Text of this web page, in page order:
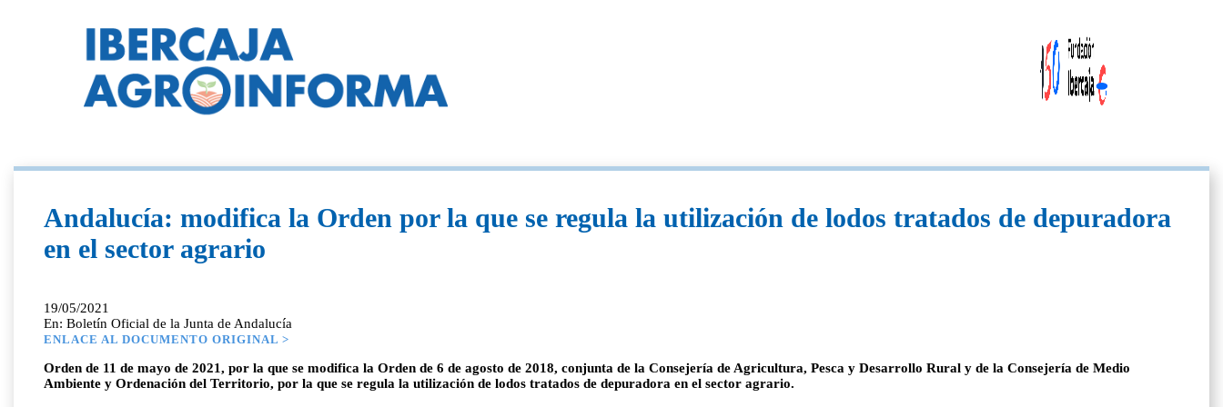
Andalucía: modifica la Orden por la que se regula la utilización de lodos tratados de depuradora
en el sector agrario
19/05/2021
En: Boletín Oficial de la Junta de Andalucía
ENLACE AL DOCUMENTO ORIGINAL >
Orden de 11 de mayo de 2021, por la que se modifica la Orden de 6 de agosto de 2018, conjunta de la Consejería de Agricultura, Pesca y Desarrollo Rural y de la Consejería de Medio
Ambiente y Ordenación del Territorio, por la que se regula la utilización de lodos tratados de depuradora en el sector agrario.